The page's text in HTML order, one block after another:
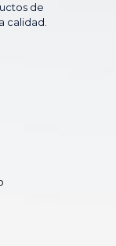
de
calidad.